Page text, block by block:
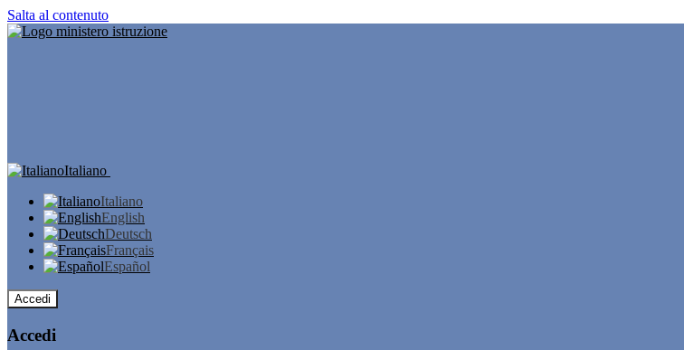
Salta al contenuto
Italiano
Italiano
English
Deutsch
Français
Español
Accedi
Accedi